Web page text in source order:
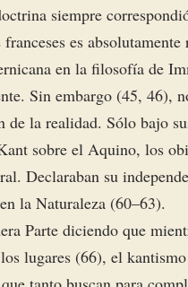
siempre
es
en la filosofía de
Sin embargo (45, 46),
la realidad. Sólo bajo
sobre el Aquino, los
Declaraban su
la Naturaleza (60–63).
Parte diciendo que
lugares (66), el